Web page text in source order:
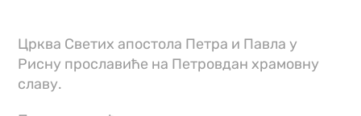
Црква Светих апостола Петра и Павла у
Рисну прославиће на Петровдан храмовну
славу.